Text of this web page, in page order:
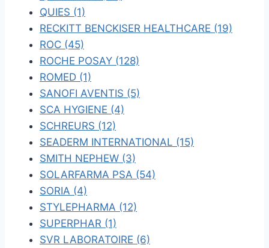
QUIES (1)
RECKITT BENCKISER HEALTHCARE (19)
ROC (45)
ROCHE POSAY (128)
ROMED (1)
SANOFI AVENTIS (5)
SCA HYGIENE (4)
SCHREURS (12)
SEADERM INTERNATIONAL (15)
SMITH NEPHEW (3)
SOLARFARMA PSA (54)
SORIA (4)
STYLEPHARMA (12)
SUPERPHAR (1)
SVR LABORATOIRE (6)